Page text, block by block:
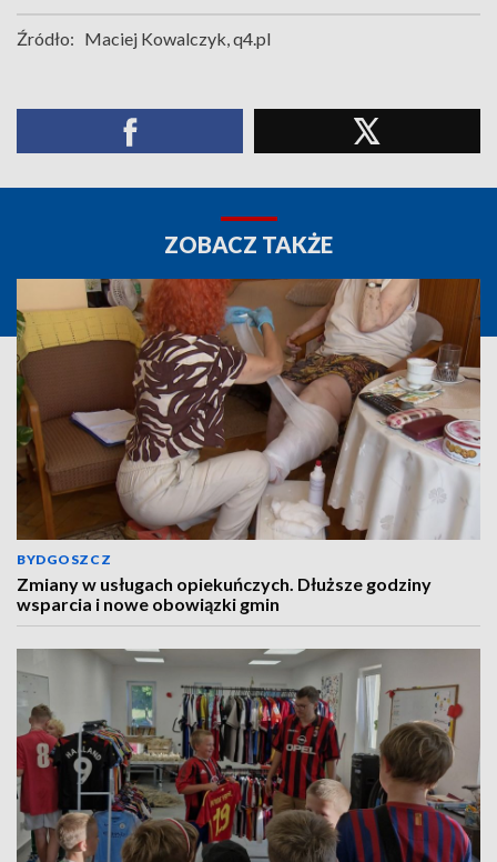
Źródło: Maciej Kowalczyk, q4.pl
ZOBACZ TAKŻE
BYDGOSZCZ
Zmiany w usługach opiekuńczych. Dłuższe godziny
wsparcia i nowe obowiązki gmin